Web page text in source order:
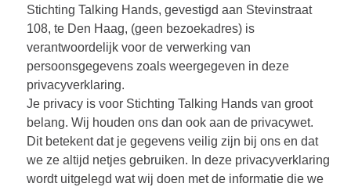
Stichting Talking Hands, gevestigd aan Stevinstraat
108, te Den Haag, (geen bezoekadres) is
verantwoordelijk voor de verwerking van
persoonsgegevens zoals weergegeven in deze
privacyverklaring.
Je privacy is voor Stichting Talking Hands van groot
belang. Wij houden ons dan ook aan de privacywet.
Dit betekent dat je gegevens veilig zijn bij ons en dat
we ze altijd netjes gebruiken. In deze privacyverklaring
wordt uitgelegd wat wij doen met de informatie die we